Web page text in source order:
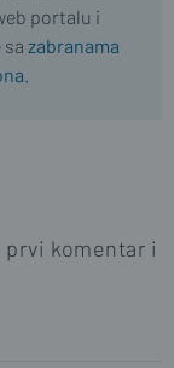
portalu i
zabranama
komentar i